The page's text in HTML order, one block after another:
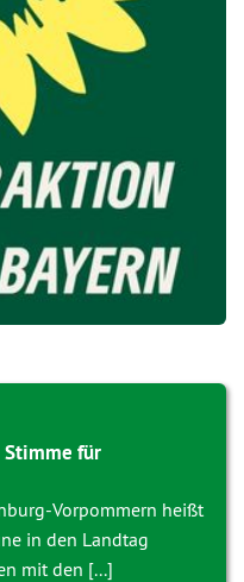
Stimme für
Vorpommern heißt
in den Landtag
mit den [...]